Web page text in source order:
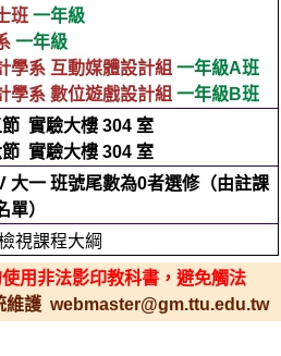
班 一年級
一年級
學系 互動媒體設計組 一年級A班
學系 數位遊戲設計組 一年級B班
實驗大樓 304 室
實驗大樓 304 室
大一 班號尾數為0者選修（由註課
單）
視課程大綱
用非法影印教科書，避免觸法
維護 webmaster@gm.ttu.edu.tw